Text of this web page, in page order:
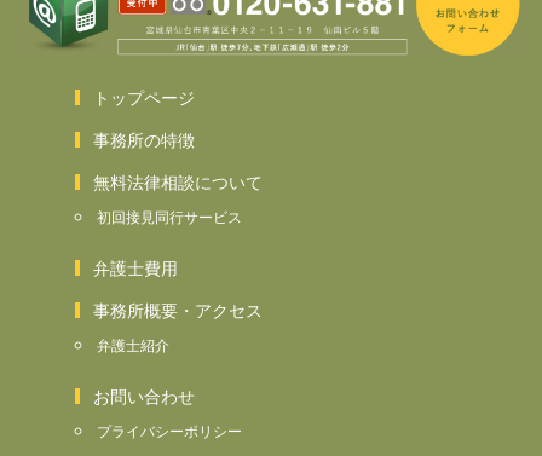
トップページ
事務所の特徴
無料法律相談について
初回接見同行サービス
弁護士費用
事務所概要・アクセス
弁護士紹介
お問い合わせ
プライバシーポリシー